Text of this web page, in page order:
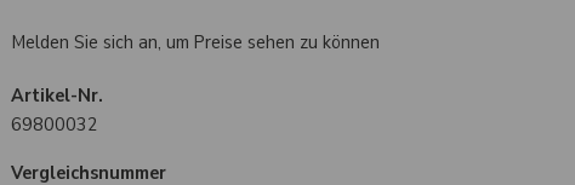
Melden Sie sich an, um Preise sehen zu können
Artikel-Nr.
69800032
Vergleichsnummer